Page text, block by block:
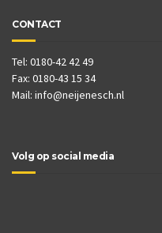
CONTACT
Tel: 0180-42 42 49
Fax: 0180-43 15 34
Mail: info@neijenesch.nl
Volg op social media